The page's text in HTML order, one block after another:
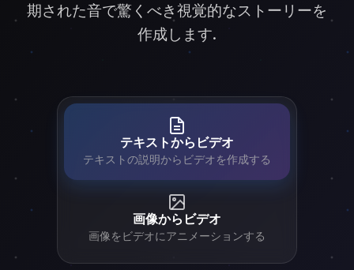
期された音で驚くべき視覚的なストーリーを
作成します.
テキストからビデオ
テキストの説明からビデオを作成する
画像からビデオ
画像をビデオにアニメーションする